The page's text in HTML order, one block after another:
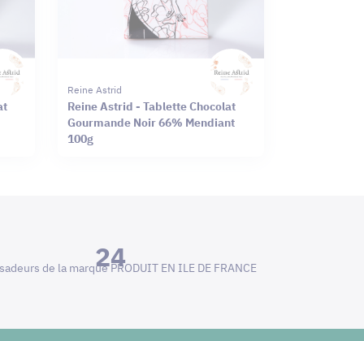
Reine Astrid
Reine Astrid - Tablette Chocolat
Gourmande Noir 66% Mendiant
100g
24
de la marque PRODUIT EN ILE DE FRANCE